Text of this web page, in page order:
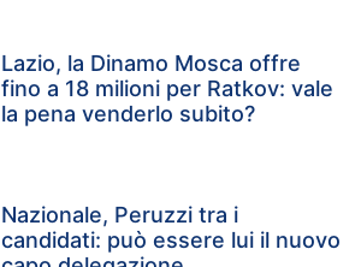
Lazio, la Dinamo Mosca offre
fino a 18 milioni per Ratkov: vale
la pena venderlo subito?
Nazionale, Peruzzi tra i
candidati: può essere lui il nuovo